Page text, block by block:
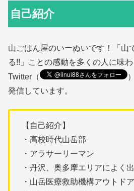
自己紹介
山ごはん屋のいーぬいです！「山
る!!」ことの感動を多くの人に味
Twitter（
発信しています。
【自己紹介】
・高校時代山岳部
・ アラサーリーマン
・丹沢、奥多摩エリアによく
・山岳医療救助機構アウトドア